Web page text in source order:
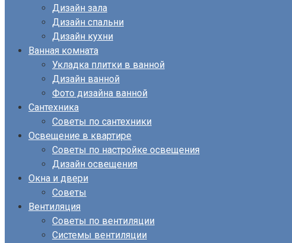
Дизайн зала
Дизайн спальни
Дизайн кухни
Ванная комната
Укладка плитки в ванной
Дизайн ванной
Фото дизайна ванной
Сантехника
Советы по сантехники
Освещение в квартире
Советы по настройке освещения
Дизайн освещения
Окна и двери
Советы
Вентиляция
Советы по вентиляции
Системы вентиляции